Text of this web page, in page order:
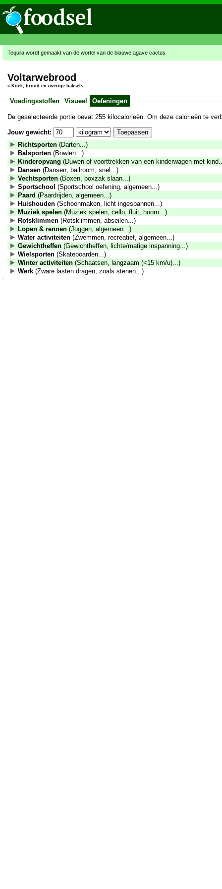
Tequila wordt gemaakt van de wortel van de blauwe agave cactus
Voltarwebrood
» Koek, brood en overige baksels
Voedingsstoffen Visueel Oefeningen
De geselecteerde portie bevat 255 kilocalorieën. Om deze calorieën te
Jouw gewicht:
Richtsporten (Darten...)
Balsporten (Bowlen...)
Kinderopvang (Duwen of voorttrekken van een kinderwagen met
Dansen (Dansen, ballroom, snel...)
Vechtsporten (Boxen, boxzak slaan...)
Sportschool (Sportschool oefening, algemeen...)
Paard (Paardrijden, algemeen...)
Huishouden (Schoonmaken, licht ingespannen...)
Muziek spelen (Muziek spelen, cello, fluit, hoorn...)
Rotsklimmen (Rotsklimmen, abseilen...)
Lopen & rennen (Joggen, algemeen...)
Water activiteiten (Zwemmen, recreatief, algemeen...)
Gewichtheffen (Gewichtheffen, lichte/matige inspanning...)
Wielsporten (Skateboarden...)
Winter activiteiten (Schaatsen, langzaam (<15 km/u)...)
Werk (Zware lasten dragen, zoals stenen...)